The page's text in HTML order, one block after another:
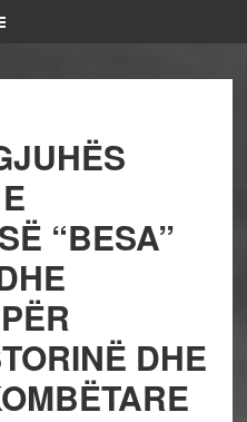
“BESA”
DHE